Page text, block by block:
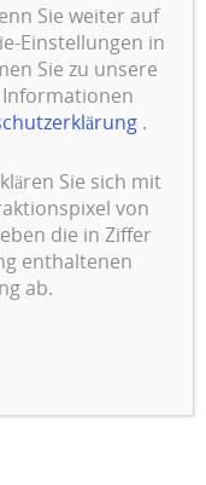
Sie weiter auf
Einstellungen in
Sie zu unsere
Informationen
.
Sie sich mit
von
die in Ziffer
enthaltenen
ab.